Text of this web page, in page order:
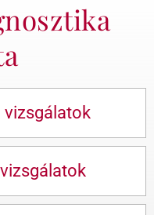
vizsgálatok